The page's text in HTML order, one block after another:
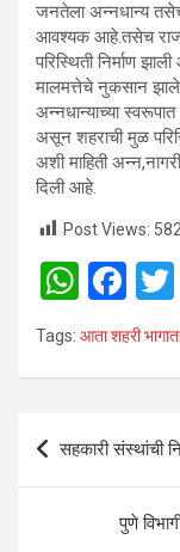
जनतेला अन्नधान्य तसेच
आवश्यक आहे.तसेच
परिस्थिती निर्माण
मालमत्तेचे नुकसान
अन्नधान्याच्या स्वरूपात
असून शहराची मुळ
अशी माहिती
दिली आहे.
Post Views: 582
W
h
A
F
a
ce
o
k
Tags: आता शहरी
Post
navigation
सहकारी संस्थांची
पुणे